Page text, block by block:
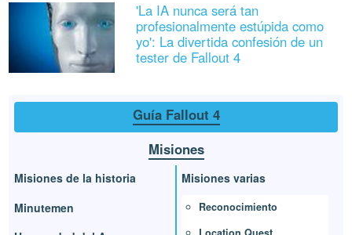
'La IA nunca será tan
profesionalmente estúpida como
yo': La divertida confesión de un
tester de Fallout 4
Guía Fallout 4
Misiones
Misiones de la historia
Minutemen
Misiones varias
Reconocimiento